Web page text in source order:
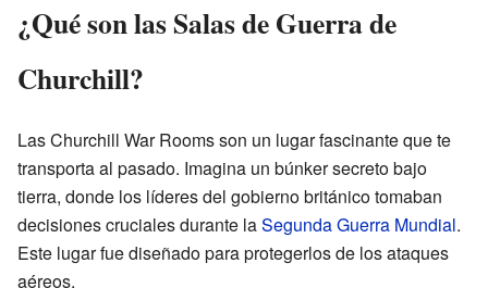
¿Qué son las Salas de Guerra de
Churchill?
Las Churchill War Rooms son un lugar fascinante que te
transporta al pasado. Imagina un búnker secreto bajo
tierra, donde los líderes del gobierno británico tomaban
decisiones cruciales durante laSegunda Guerra Mundial.
Este lugar fue diseñado para protegerlos de los ataques
aéreos.